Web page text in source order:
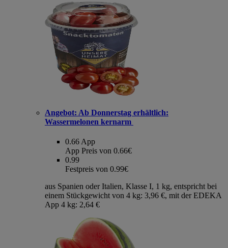
Angebot: Ab Donnerstag erhältlich:
Wassermelonen kernarm
0.66 App
App Preis von 0.66€
0.99
Festpreis von 0.99€
aus Spanien oder Italien, Klasse I, 1 kg, entspricht bei
einem Stückgewicht von 4 kg: 3,96 €, mit der EDEKA
App 4 kg: 2,64 €